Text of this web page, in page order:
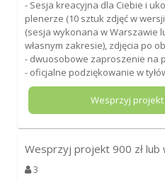
- Sesja kreacyjna dla Ciebie i
plenerze (10 sztuk zdjęć w
(sesja wykonana w Warszawie
własnym zakresie), zdjęcia po
- dwuosobowe zaproszenie na
- oficjalne podziękowanie w
Wesprzyj projekt
Wesprzyj projekt 900 zł lub
3